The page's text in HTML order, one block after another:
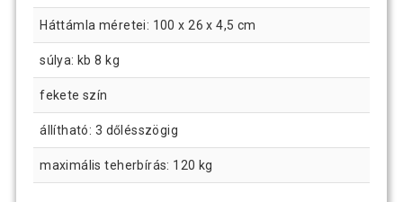
Háttámla méretei: 100 x 26 x 4,5 cm
súlya: kb 8 kg
fekete szín
állítható: 3 dőlésszögig
maximális teherbírás: 120 kg